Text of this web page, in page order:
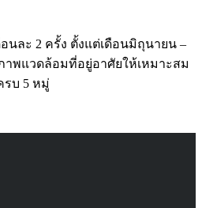
นละ 2 ครั้ง ตั้งแต่เดือนมิถุนายน –
าพแวดล้อมที่อยู่อาศัยให้เหมาะสม
รบ 5 หมู่